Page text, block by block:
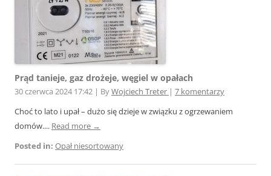
Prąd tanieje, gaz drożeje, węgiel w opałach
30 czerwca 2024 17:42 | ByWojciech Treter | 7 komentarzy
Choć to lato i upał – dużo się dzieje w związku z ogrzewaniem
domów.... Read more →
Posted in: Opał niesortowany